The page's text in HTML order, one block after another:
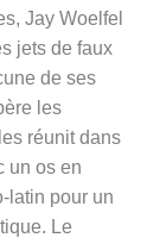
Jay Woelfel
jets de faux
de ses
les
réunit dans
un os en
latin pour un
Le